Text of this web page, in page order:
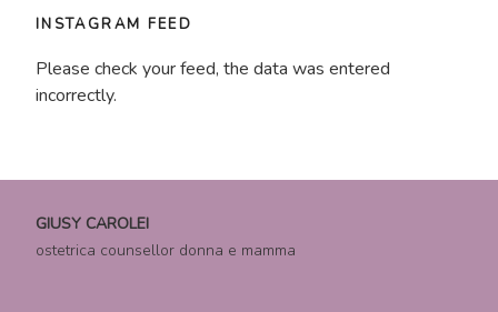
INSTAGRAM FEED
Please check your feed, the data was entered
incorrectly.
GIUSY CAROLEI
ostetrica counsellor donna e mamma